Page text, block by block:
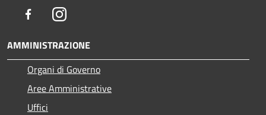
FacebookInstagram
AMMINISTRAZIONE
Organi di Governo
Aree Amministrative
Uffici